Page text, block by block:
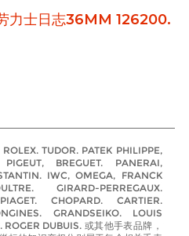
力士日志36MM 126200.
TUDOR. PATEK PHILIPPE,
BREGUET. PANERAI,
IWC, OMEGA, FRANCK
GIRARD-PERREGAUX.
CHOPARD. CARTIER.
GRANDSEIKO. LOUIS
DUBUIS. 或其他手表品牌，